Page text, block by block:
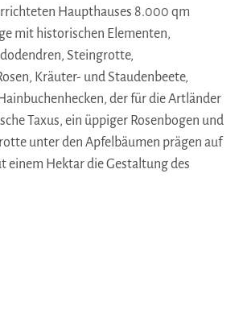
Haupthauses 8.000 qm
mit historischen Elementen,
Steingrotte,
Kräuter- und Staudenbeete,
der für die Artländer
Taxus, ein üppiger Rosenbogen und
unter den Apfelbäumen prägen auf
einem Hektar die Gestaltung des